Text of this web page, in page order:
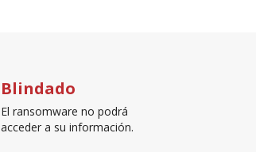
Blindado
El ransomware no podrá
acceder a su información.